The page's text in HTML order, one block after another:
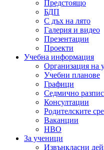
Предстоящо
БДП
С дъх на лято
Галерия и видео
Презентации
Проекти
Учебна информация
Организация на
Учебни планове
Графици
Седмично
Консултации
Родителските
Ваканции
НВО
За ученици
Извънкласни